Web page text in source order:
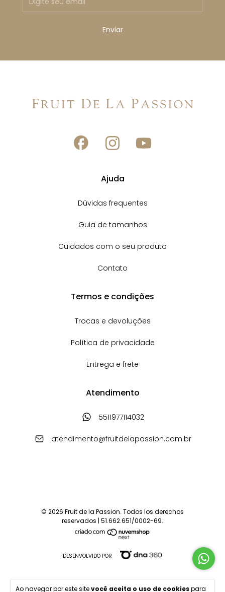
Ao navegar por este sitevocê aceita o uso de cookiespara
Ajuda
Dúvidas frequentes
Guia de tamanhos
Cuidados com o seu produto
Contato
Termos e condições
Trocas e devoluções
Política de privacidade
Entrega e frete
Atendimento
5511977114032
atendimento@fruitdelapassion.com.br
© 2026 Fruit de la Passion. Todos los derechos
reservados | 51.662.651/0002-69.
DESENVOLVIDO POR